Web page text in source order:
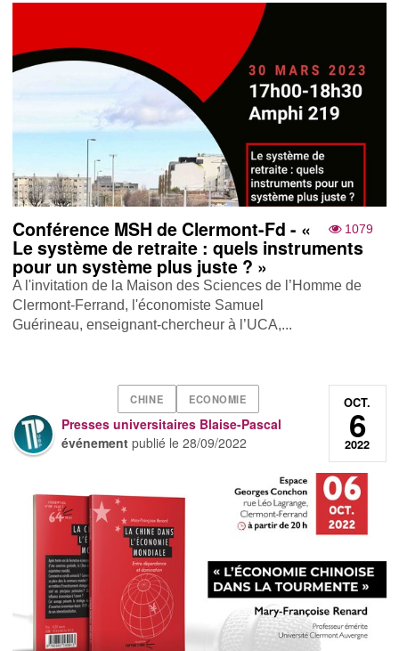
1079
Conférence MSH de Clermont-Fd - «
Le système de retraite : quels instruments
pour un système plus juste ? »
A l'invitation de la Maison des Sciences de l’Homme de
Clermont-Ferrand, l'économiste Samuel
Guérineau, enseignant-chercheur à l’UCA,...
CHINE ECONOMIE
Presses universitaires Blaise-Pascal
événement publié le28/09/2022
OCT.
6
2022